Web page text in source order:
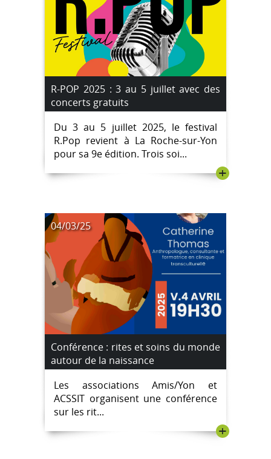
R-POP 2025 : 3 au 5 juillet avec des
concerts gratuits
Du 3 au 5 juillet 2025, le festival
R.Pop revient à La Roche-sur-Yon
pour sa 9e édition. Trois soi...
+
04/03/25
Conférence : rites et soins du monde
autour de la naissance
Les associations Amis/Yon et
ACSSIT organisent une conférence
sur les rit...
+